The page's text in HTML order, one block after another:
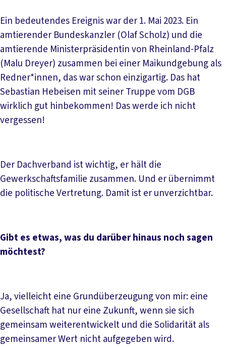
Ein bedeutendes Ereignis war der 1. Mai 2023. Ein
amtierender Bundeskanzler (Olaf Scholz) und die
amtierende Ministerpräsidentin von Rheinland-Pfalz
(Malu Dreyer) zusammen bei einer Maikundgebung als
Redner*innen, das war schon einzigartig. Das hat
Sebastian Hebeisen mit seiner Truppe vom DGB
wirklich gut hinbekommen! Das werde ich nicht
vergessen!
Der Dachverband ist wichtig, er hält die
Gewerkschaftsfamilie zusammen. Und er übernimmt
die politische Vertretung. Damit ist er unverzichtbar.
Gibt es etwas, was du darüber hinaus noch sagen
möchtest?
Ja, vielleicht eine Grundüberzeugung von mir: eine
Gesellschaft hat nur eine Zukunft, wenn sie sich
gemeinsam weiterentwickelt und die Solidarität als
gemeinsamer Wert nicht aufgegeben wird.